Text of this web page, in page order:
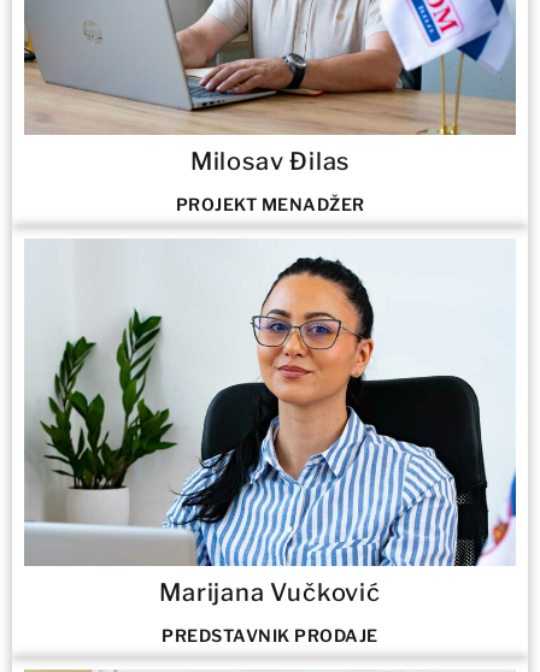
Milosav Đilas
PROJEKT MENADŽER
Marijana Vučković
PREDSTAVNIK PRODAJE